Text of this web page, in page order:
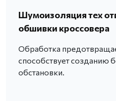
Шумоизоляция тех
обшивки кроссовера
Обработка
способствует созданию
обстановки.